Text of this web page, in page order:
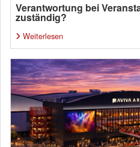
Verantwortung bei
zuständig?
Weiterlesen